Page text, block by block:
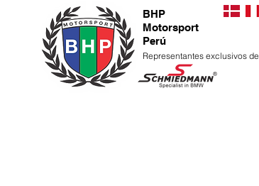
BHP
Motorsport
Perú
Representantes exclusivos de